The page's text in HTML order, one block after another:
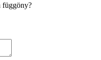
függöny?